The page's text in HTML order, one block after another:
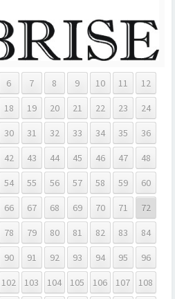
6 7 8 9 10 11
12
18 19 20 21 22 23
24
30 31 32 33 34 35
36
42 43 44 45 46 47
48
54 55 56 57 58 59
60
66 67 68 69 70 71
72
78 79 80 81 82 83
84
90 91 92 93 94 95
96
102 103 104 105 106 107
108